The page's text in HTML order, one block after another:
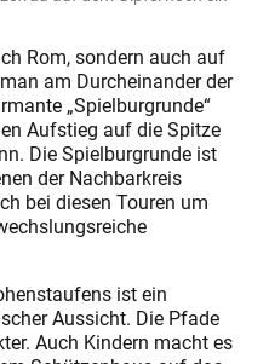
Rom, sondern auch auf
am Durcheinander der
„Spielburgrunde“
Aufstieg auf die Spitze
Die Spielburgrunde ist
der Nachbarkreis
bei diesen Touren um
ist ein
Aussicht. Die Pfade
Auch Kindern macht es